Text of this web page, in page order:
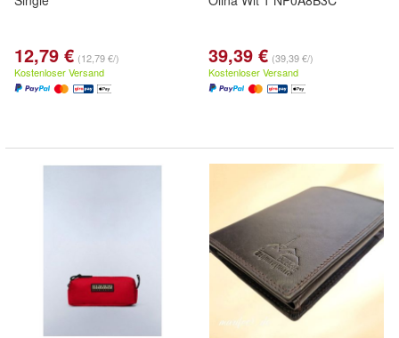
12,79 € (12,79 €/)
Kostenloser Versand
39,39 € (39,39 €/)
Kostenloser Versand